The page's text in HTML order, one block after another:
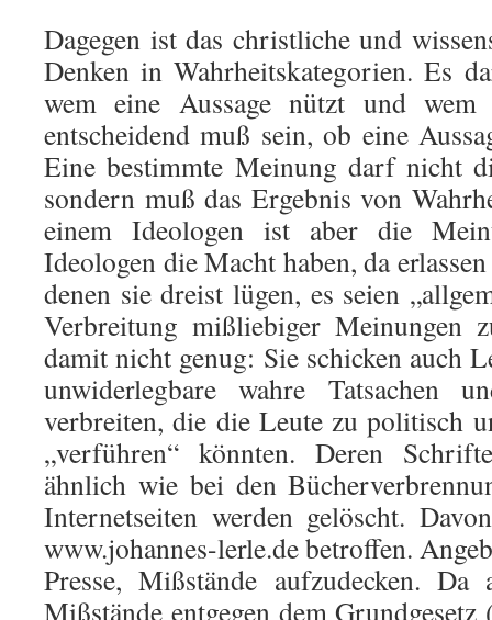
Dagegen ist das christliche und
Denken in Wahrheitskategorien. Es
wem eine Aussage nützt und wem
entscheidend muß sein, ob eine
Eine bestimmte Meinung darf nicht
sondern muß das Ergebnis von
einem Ideologen ist aber die
Ideologen die Macht haben, da
denen sie dreist lügen, es seien
Verbreitung mißliebiger Meinungen
damit nicht genug: Sie schicken auch
unwiderlegbare wahre Tatsachen
verbreiten, die die Leute zu politisch
„verführen“ könnten. Deren
ähnlich wie bei den
Internetseiten werden gelöscht.
www.johannes-lerle.de betroffen.
Presse, Mißstände aufzudecken.
Mißstände entgegen dem